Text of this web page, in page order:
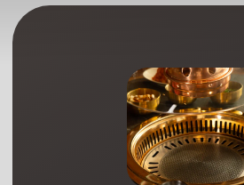
смелых сочетаний, контраста вкусов
и уникальных способов приготовления
Смотреть меню